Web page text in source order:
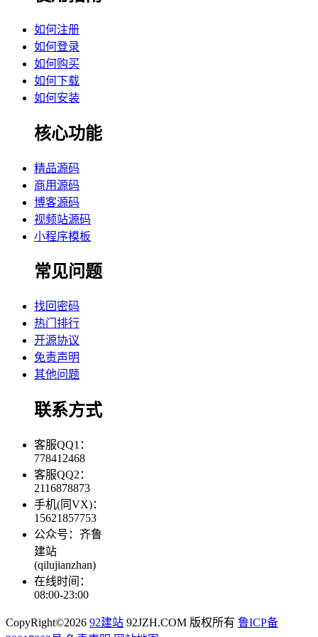
如何注册
如何登录
如何购买
如何下载
如何安装
核心功能
精品源码
商用源码
博客源码
视频站源码
小程序模板
常见问题
找回密码
热门排行
开源协议
免责声明
其他问题
联系方式
客服QQ1：
778412468
客服QQ2：
2116878873
手机(同VX)：
15621857753
公众号：齐鲁
建站
(qilujianzhan)
在线时间：
08:00-23:00
CopyRight©2026 92建站 92JZH.COM 版权所有 鲁ICP备